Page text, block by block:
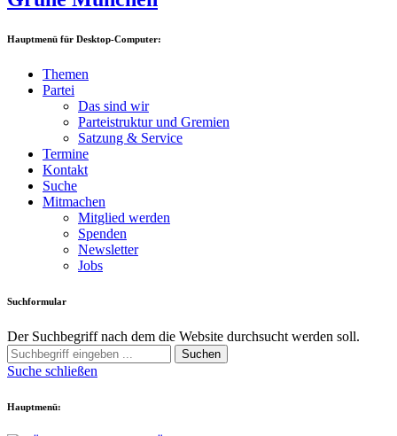
Hauptmenü für Desktop-Computer:
Themen
Partei
Das sind wir
Parteistruktur und Gremien
Satzung & Service
Termine
Kontakt
Suche
Mitmachen
Mitglied werden
Spenden
Newsletter
Jobs
Suchformular
Der Suchbegriff nach dem die Website durchsucht werden soll.
Suchen
Suche schließen
Hauptmenü: